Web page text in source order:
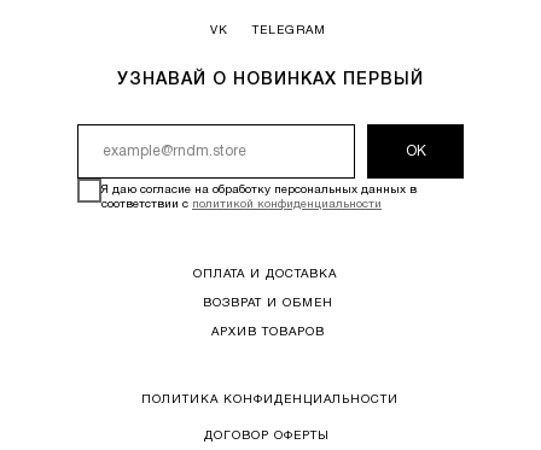
Я даю согласие на обработку персональных данных в
соответствии с политикой конфиденциальности
ОК
УЗНАВАЙ О НОВИНКАХ ПЕРВЫЙ
VK TELEGRAM
ОПЛАТА И ДОСТАВКА
ВОЗВРАТ И ОБМЕН
АРХИВ ТОВАРОВ
ПОЛИТИКА КОНФИДЕНЦИАЛЬНОСТИ
ДОГОВОР ОФЕРТЫ